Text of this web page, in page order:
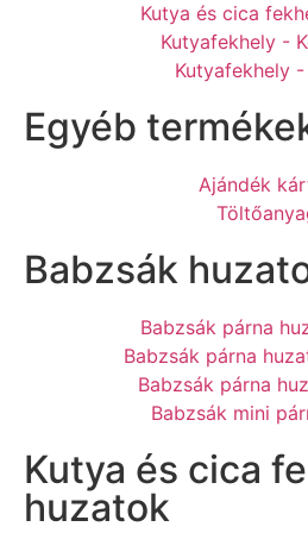
Kutya és cica
Kutyafekhely -
Kutyafekhely
Egyéb
Ajándék
Babzsák
Babzsák párna
Babzsák párna
Babzsák párna
Babzsák mini
Kutya és cica
huzatok